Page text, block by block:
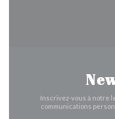
Inscrivez-vous à notre
communications